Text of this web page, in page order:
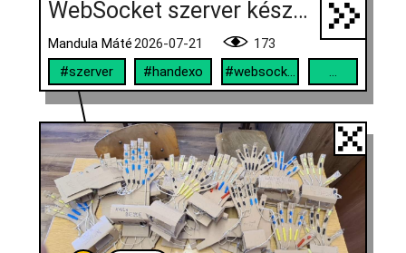
WebSocket szerver készítése
Mandula Máté2026-07-21
173
#szerver
#handexo #websocket ...